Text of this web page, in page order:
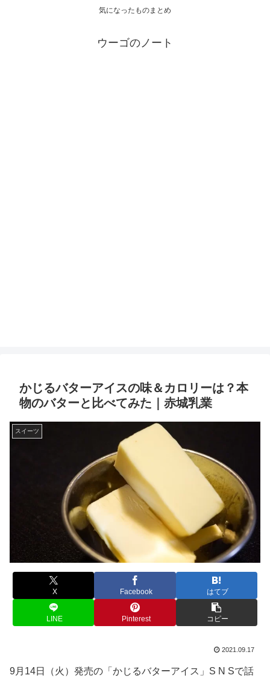
気になったものまとめ
ウーゴのノート
かじるバターアイスの味＆カロリーは？本
物のバターと比べてみた｜赤城乳業
スイーツ
X Facebook はてブ
LINE Pinterest コピー
2021.09.17
9月14日（火）発売の「かじるバターアイス」S N Sで話